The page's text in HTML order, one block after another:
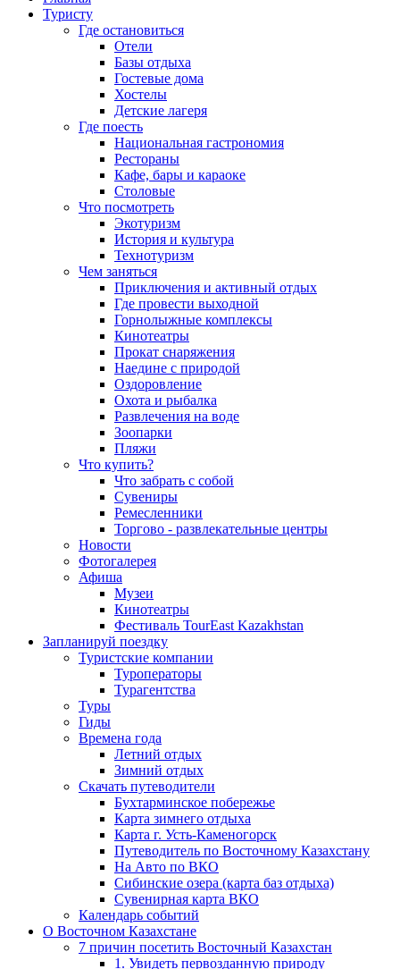
Туристу
Где остановиться
Отели
Базы отдыха
Гостевые дома
Хостелы
Детские лагеря
Где поесть
Национальная гастрономия
Рестораны
Кафе, бары и караоке
Столовые
Что посмотреть
Экотуризм
История и культура
Технотуризм
Чем заняться
Приключения и активный отдых
Где провести выходной
Горнолыжные комплексы
Кинотеатры
Прокат снаряжения
Наедине с природой
Оздоровление
Охота и рыбалка
Развлечения на воде
Зоопарки
Пляжи
Что купить?
Что забрать с собой
Сувениры
Ремесленники
Торгово - развлекательные центры
Новости
Фотогалерея
Афиша
Музеи
Кинотеатры
Фестиваль TourEast Kazakhstan
Запланируй поездку
Туристские компании
Туроператоры
Турагентства
Туры
Гиды
Времена года
Летний отдых
Зимний отдых
Скачать путеводители
Бухтарминское побережье
Карта зимнего отдыха
Карта г. Усть-Каменогорск
Путеводитель по Восточному Казахстану
На Авто по ВКО
Сибинские озера (карта баз отдыха)
Сувенирная карта ВКО
Календарь событий
О Восточном Казахстане
7 причин посетить Восточный Казахстан
1. Увидеть первозданную природу